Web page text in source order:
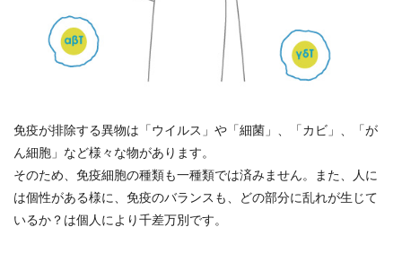
免疫が排除する異物は「ウイルス」や「細菌」、「カビ」、「が
ん細胞」など様々な物があります。
そのため、免疫細胞の種類も一種類では済みません。また、人に
は個性がある様に、免疫のバランスも、どの部分に乱れが生じて
いるか？は個人により千差万別です。